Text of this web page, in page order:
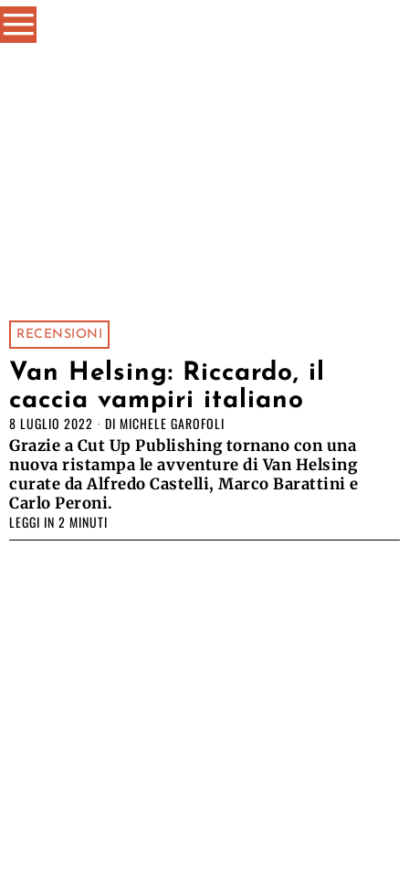
RECENSIONI
Van Helsing: Riccardo, il
caccia vampiri italiano
8 LUGLIO 2022 DI MICHELE GAROFOLI
Grazie a Cut Up Publishing tornano con una
nuova ristampa le avventure di Van Helsing
curate da Alfredo Castelli, Marco Barattini e
Carlo Peroni.
LEGGI IN 2 MINUTI